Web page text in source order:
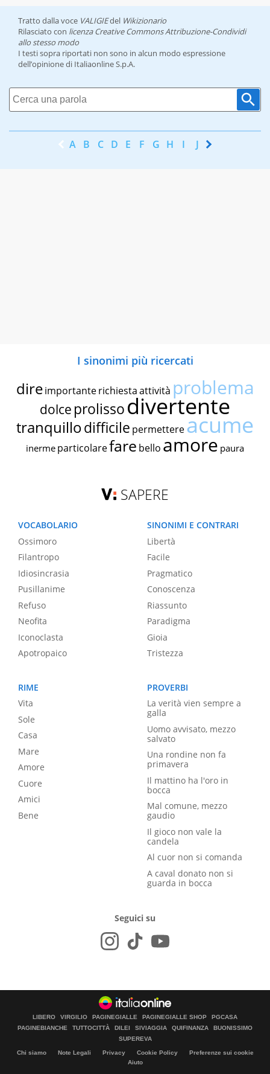
Tratto dalla voce VALIGIEdel Wikizionario
Rilasciato con licenza Creative Commons Attribuzione-Condividi
allo stesso modo
I testi sopra riportati non sono in alcun modo espressione
dell’opinione di Italiaonline S.p.A.
A B C D E F G H I J K
I sinonimi più ricercati
dire importante richiestaattività problema
dolce prolissodivertente
tranquillodifficile permettereacume
inerme particolarefare bello amore paura
SAPERE
VOCABOLARIO
Ossimoro
Filantropo
Idiosincrasia
Pusillanime
Refuso
Neofita
Iconoclasta
Apotropaico
SINONIMI E CONTRARI
Libertà
Facile
Pragmatico
Conoscenza
Riassunto
Paradigma
Gioia
Tristezza
RIME
Vita
Sole
Casa
Mare
Amore
Cuore
Amici
Bene
PROVERBI
La verità vien sempre a
galla
Uomo avvisato, mezzo
salvato
Una rondine non fa
primavera
Il mattino ha l'oro in
bocca
Mal comune, mezzo
gaudio
Il gioco non vale la
candela
Al cuor non si comanda
A caval donato non si
guarda in bocca
Seguici su
LIBERO VIRGILIO PAGINEGIALLE PAGINEGIALLE SHOP
PGCASA
PAGINEBIANCHE
TUTTOCITTÀ DILEI SIVIAGGIA QUIFINANZA
BUONISSIMO
SUPEREVA
Chi siamo Note Legali Privacy Cookie Policy
Preferenze sui cookie
Aiuto